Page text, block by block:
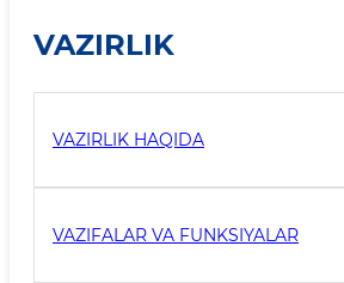
VAZIRLIK
VAZIRLIK HAQIDA
VAZIFALAR VA FUNKSIYALAR